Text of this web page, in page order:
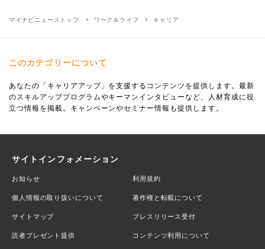
マイナビニューストップ ワーク＆ライフ キャリア
このカテゴリーについて
あなたの「キャリアアップ」を支援するコンテンツを提供します。最新
のスキルアッププログラムやキーマンインタビューなど、人材育成に役
立つ情報を掲載。キャンペーンやセミナー情報も提供します。
サイトインフォメーション
お知らせ 利用規約
個人情報の取り扱いについて 著作権と転載について
サイトマップ プレスリリース受付
読者プレゼント提供 コンテンツ利用について